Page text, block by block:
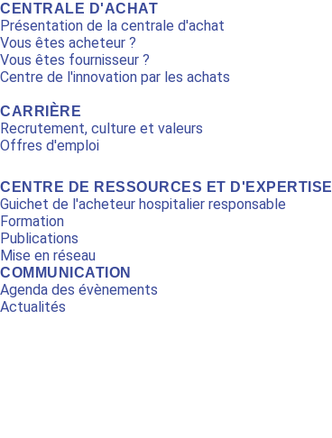
CENTRALE D'ACHAT
Présentation de la centrale d'achat
Vous êtes acheteur ?
Vous êtes fournisseur ?
Centre de l'innovation par les achats
CARRIÈRE
Recrutement, culture et valeurs
Offres d'emploi
CENTRE DE RESSOURCES ET D'EXPERTISE
Guichet de l'acheteur hospitalier responsable
Formation
Publications
Mise en réseau
COMMUNICATION
Agenda des évènements
Actualités